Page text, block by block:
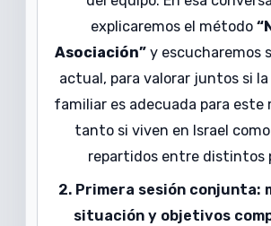
explicaremos el método
Asociación”y escucharemos
actual, para valorar juntos si
familiar es adecuada para este
tanto si viven en Israel
repartidos entre distintos
2. Primera sesión conjunta:
situación y objetivos